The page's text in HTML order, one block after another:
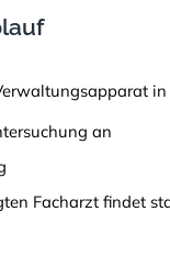
an
Facharzt findet